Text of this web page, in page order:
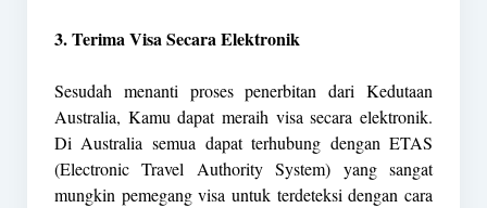
3. Terima Visa Secara Elektronik
Sesudah menanti proses penerbitan dari Kedutaan
Australia, Kamu dapat meraih visa secara elektronik.
Di Australia semua dapat terhubung dengan ETAS
(Electronic Travel Authority System) yang sangat
mungkin pemegang visa untuk terdeteksi dengan cara